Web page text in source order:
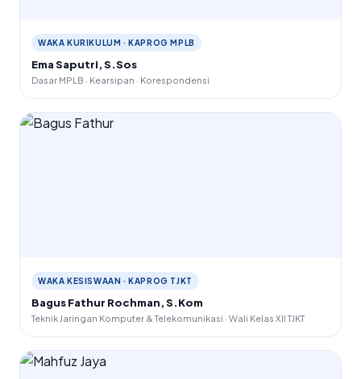
WAKA KURIKULUM · KAPROG MPLB
Ema Saputri, S.Sos
Dasar MPLB · Kearsipan · Korespondensi
WAKA KESISWAAN · KAPROG TJKT
Bagus Fathur Rochman, S.Kom
Teknik Jaringan Komputer & Telekomunikasi · Wali Kelas XII TJKT